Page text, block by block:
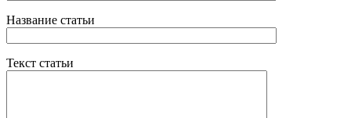
Название статьи
Текст статьи